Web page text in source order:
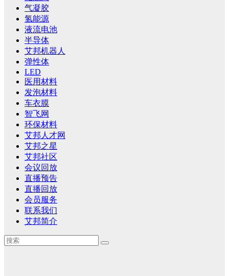
气凝胶
氢能源
液流电池
半导体
艾邦机器人
弹性体
LED
医用材料
发泡材料
车衣膜
智飞网
环保材料
艾邦人才网
艾邦之星
艾邦社区
会议回放
直播预告
直播回放
会员服务
联系我们
艾邦简介